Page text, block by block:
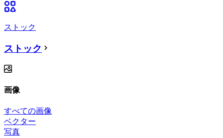
ストック
ストック
画像
すべての画像
ベクター
写真